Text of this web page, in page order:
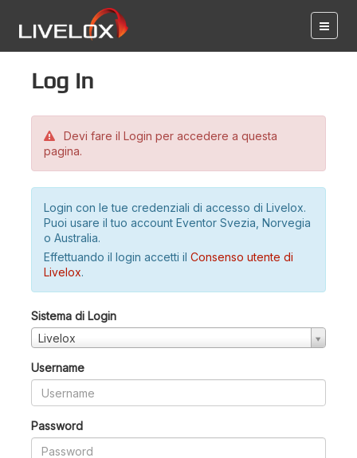
Log in
Devi fare il Login per accedere a questa
pagina.
Login con le tue credenziali di accesso di Livelox.
Puoi usare il tuo account Eventor Svezia, Norvegia
o Australia.
Effettuando il login accetti il Consenso utente di
Livelox.
Sistema di Login
Livelox
Username
Password